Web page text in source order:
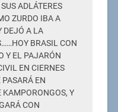
ADLÁTERES
ZURDO IBA A
DEJÓ A LA
BRASIL CON
Y EL PAJARÓN
EN CIERNES
EN
KAMPORONGOS, Y
CON